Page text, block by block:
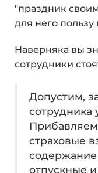
"праздник
для него
Наверняка вы
сотрудники
Допустим,
сотрудника
Прибавляем
страховые
содержание
отпускные